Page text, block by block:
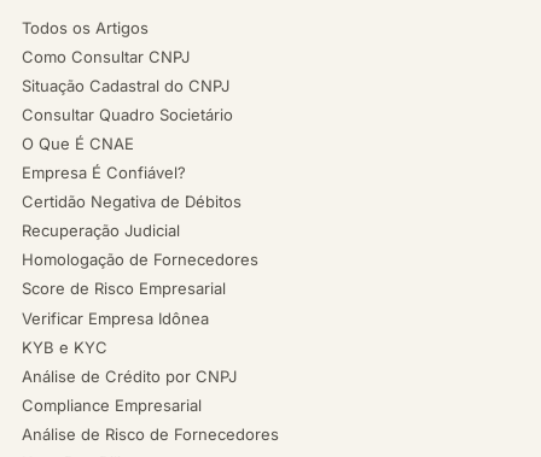
Todos os Artigos
Como Consultar CNPJ
Situação Cadastral do CNPJ
Consultar Quadro Societário
O Que É CNAE
Empresa É Confiável?
Certidão Negativa de Débitos
Recuperação Judicial
Homologação de Fornecedores
Score de Risco Empresarial
Verificar Empresa Idônea
KYB e KYC
Análise de Crédito por CNPJ
Compliance Empresarial
Análise de Risco de Fornecedores